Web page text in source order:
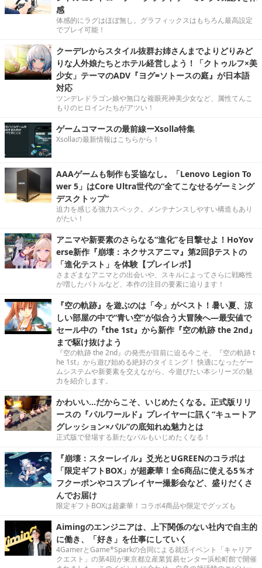
感
体感的にラグはほぼ無し。グラフィックスはもちろん最高設定
でプレイ可能！
クーデレからスタイル抜群お姉さんまでよりどりみど
りな人外娘たちとホテル経営しよう！「クトゥルフ×美
少女」テーマのADV『ヨグ=ソトースの庭』が日本語
対応
ツンデレドラゴン娘や無口な複眼死神美少女など、属性てんこ
もりのヒロインたちがアツい！
ゲームコマースの最前線ーXsolla特集
Xsollaの最新情報はこちらから！
AAAゲームも制作も妥協なし。「Lenovo Legion To
wer 5」はCore Ultra世代の“全てこなせるゲーミング
デスクトップ”
迫力を感じる強力スペック。メンテナンスしやすい構造もあり
がたい！
アニマや新要素のさらなる“進化”を目撃せよ！HoYov
erse新作『崩壊：ネクサスアニマ』第2回βテストの
「進化テスト」を体験【プレイレポ】
さまざまなアニマとの出会いや、スキルによってさらに戦略性
が増したバトルなど、本作の注目の要素に迫ります！
『空の軌跡』を遊ぶのは「今」がベスト！暑い夏、涼
しい部屋の中で“青い空”が似合う大冒険へ―最安値で
セール中の『the 1st』から新作『空の軌跡 the 2nd』
まで駆け抜けよう
『空の軌跡 the 2nd』の発売が目前に迫る今こそ、『空の軌跡 t
he 1st』から遊び始める絶好のタイミング！ 快適になったゲー
ムシステムや新要素を交えながら、今遊びたい本シリーズの魅
力を紹介します。
かわいい…だからこそ、いじめたくなる。正式版リリ
ースの『パルワールド』プレイヤーに訊く“キュートア
グレッション×パル”の底知れぬ魅力とは
正式版で登場する新たなパルもいじめたくなる！
『崩壊：スターレイル』爻光とUGREENのコラボは
「限定ギフトBOX」が超豪華！全6商品に使える5％オ
フクーポンやコスプレイヤー撮影会など、盛りだくさ
んでお届け
限定ギフトBOXは超豪華！コラボ4商品や限定でグッズも
Aimingのエンジニアは、上下関係のない社内で自主的
に働き、「好き」を仕事にしていく
4GamerとGame*Sparkの合同による就活イベント「キャリア
クエスト」の第4回が東京都立産業貿易センター浜松町館で開催